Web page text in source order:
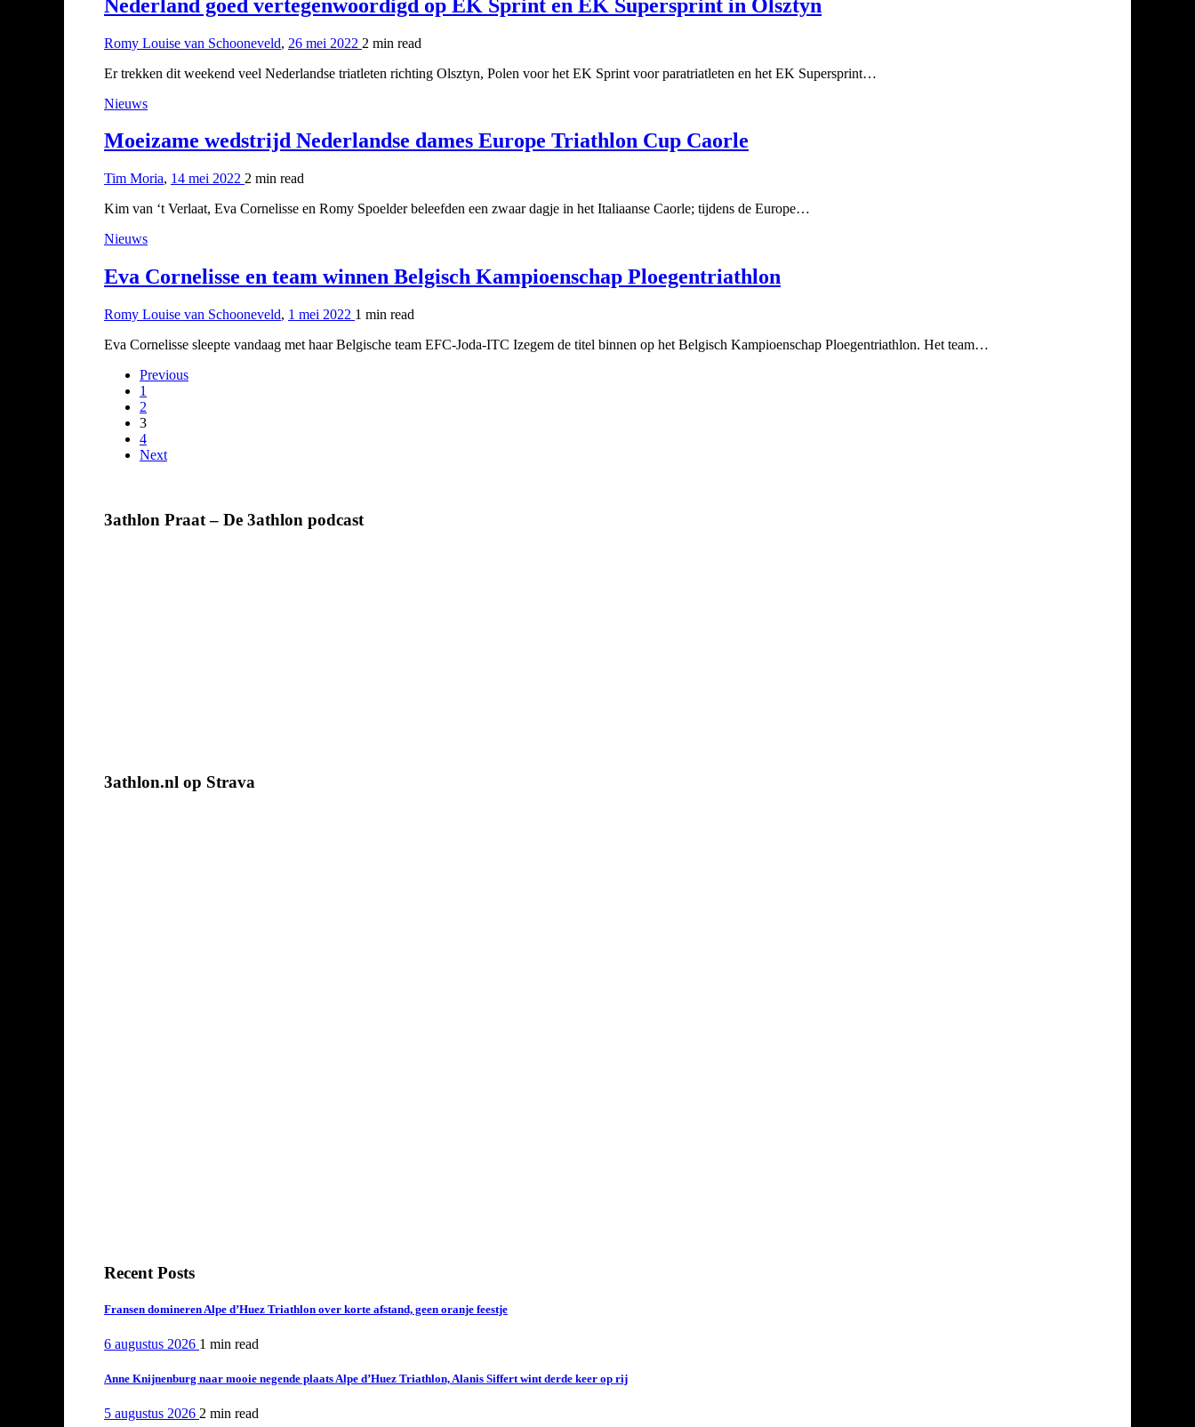
Nederland goed vertegenwoordigd op EK Sprint en EK Supersprint in Olsztyn
Romy Louise van Schooneveld, 26 mei 2022 2 min read
Er trekken dit weekend veel Nederlandse triatleten richting Olsztyn, Polen voor het EK Sprint voor paratriatleten en het EK Supersprint…
Nieuws
Moeizame wedstrijd Nederlandse dames Europe Triathlon Cup Caorle
Tim Moria, 14 mei 2022 2 min read
Kim van ‘t Verlaat, Eva Cornelisse en Romy Spoelder beleefden een zwaar dagje in het Italiaanse Caorle; tijdens de Europe…
Nieuws
Eva Cornelisse en team winnen Belgisch Kampioenschap Ploegentriathlon
Romy Louise van Schooneveld, 1 mei 2022 1 min read
Eva Cornelisse sleepte vandaag met haar Belgische team EFC-Joda-ITC Izegem de titel binnen op het Belgisch Kampioenschap Ploegentriathlon. Het team…
Previous
1
2
3
4
Next
3athlon Praat – De 3athlon podcast
3athlon.nl op Strava
Recent Posts
Fransen domineren Alpe d’Huez Triathlon over korte afstand, geen oranje feestje
6 augustus 2026 1 min read
Anne Knijnenburg naar mooie negende plaats Alpe d’Huez Triathlon, Alanis Siffert wint derde keer op rij
5 augustus 2026 2 min read